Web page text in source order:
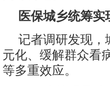
医保城乡统筹实
记者调研发现，
元化、缓解群众看
等多重效应。